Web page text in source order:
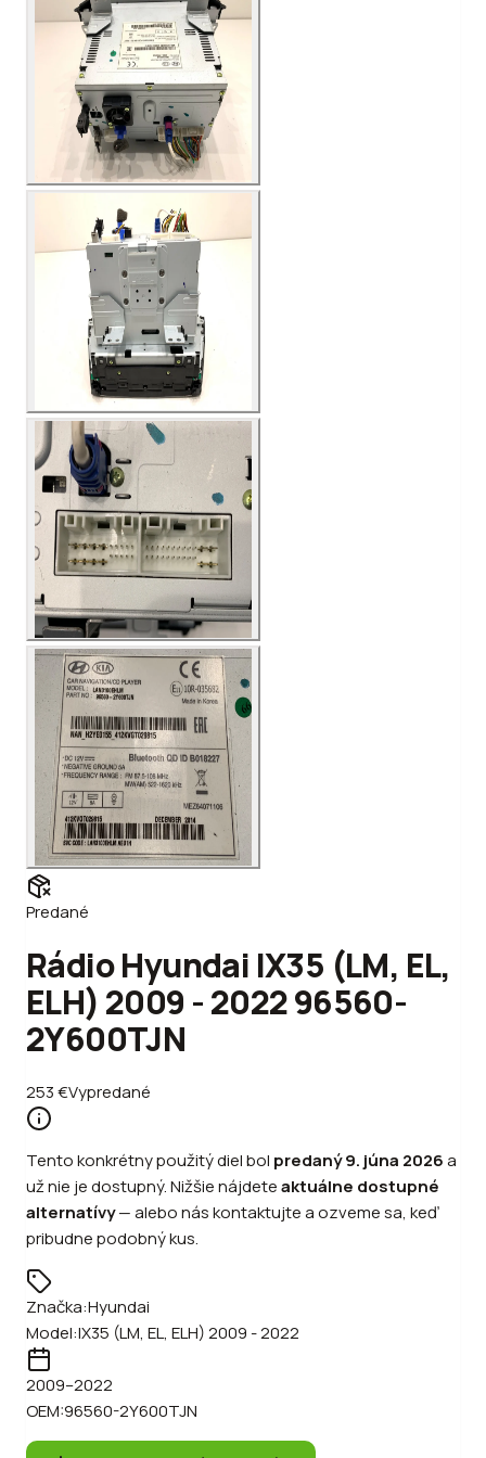
Predané
Rádio Hyundai IX35 (LM, EL,
ELH) 2009 - 2022 96560-
2Y600TJN
253€Vypredané
Tento konkrétny použitý diel bol predaný9. júna 2026a
už nie je dostupný. Nižšie nájdeteaktuálne dostupné
alternatívy—alebonás kontaktujte a ozveme sa, keď
pribudne podobný kus.
Značka:Hyundai
Model:IX35 (LM, EL, ELH) 2009 - 2022
2009–2022
OEM:96560-2Y600TJN